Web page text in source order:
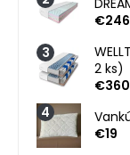
€246
2 ks)
€360
€19